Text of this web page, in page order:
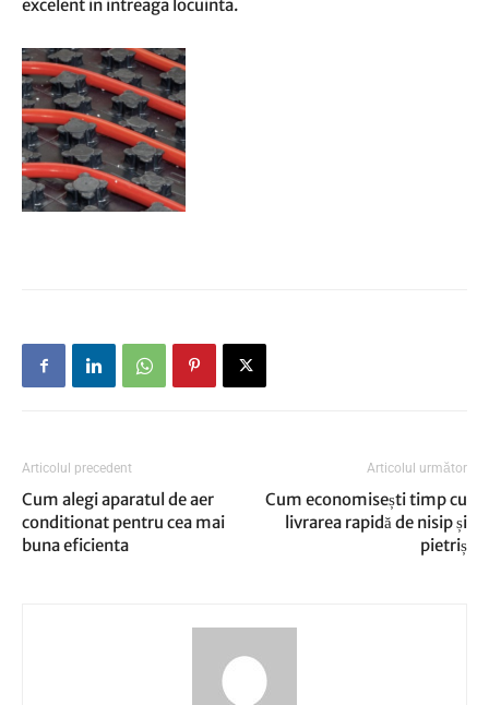
excelent in intreaga locuinta.
Articolul precedent
Cum alegi aparatul de aer
conditionat pentru cea mai
buna eficienta
Articolul următor
Cum economisești timp cu
livrarea rapidă de nisip și
pietriș